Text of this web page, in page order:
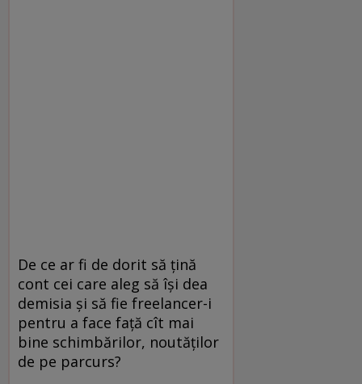
De ce ar fi de dorit să țină
cont cei care aleg să își dea
demisia și să fie freelancer-i
pentru a face față cît mai
bine schimbărilor, noutăților
de pe parcurs?